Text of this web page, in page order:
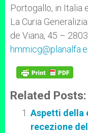
Portogallo, in Italia
La Curia
de Viana, 45 –
Related Posts:
Aspetti della
recezione